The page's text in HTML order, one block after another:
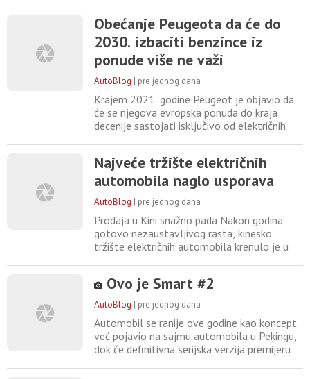
junu je pala za 1 odsto i sada iznosi 27.229
evra. Time je nastavljen trend pada cena koji
traje od početka godine, pa je prosečna
oglašena cena danas
Obećanje Peugeota da će do
2030. izbaciti benzince iz
ponude više ne važi
AutoBlog | pre jednog dana
Krajem 2021. godine Peugeot je objavio da
će se njegova evropska ponuda do kraja
decenije sastojati isključivo od električnih
električna modela, uključujući novi električni
208 i električni 2008. Oba će biti
predstavljena paralelno s osveženim
benzinskim i hibridnim verzijama
Najveće tržište električnih
automobila naglo usporava
AutoBlog | pre jednog dana
Prodaja u Kini snažno pada Nakon godina
gotovo nezaustavljivog rasta, kinesko
tržište električnih automobila krenulo je u
električnih vozila, 14 posto manje nego u
istom periodu 2025. Slabija privredna
aktivnost i smanjenje državnih podsticaja su
posebno pogodili najpovoljnije
Ovo je Smart #2
AutoBlog | pre jednog dana
Automobil se ranije ove godine kao koncept
već pojavio na sajmu automobila u Pekingu,
dok će definitivna serijska verzija premijeru